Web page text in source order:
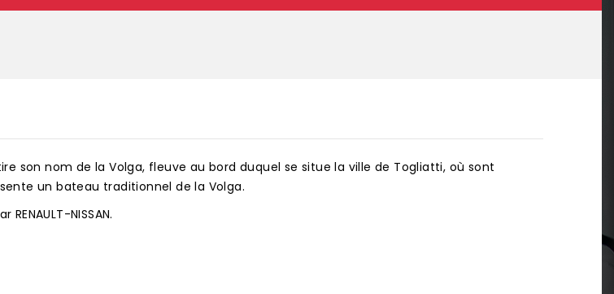
son nom de la Volga, fleuve au bord duquel se situe la ville de Togliatti, où sont
un bateau traditionnel de la Volga.
NISSAN.